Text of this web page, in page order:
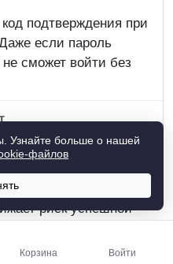
подтверждения при
если пароль
сможет войти без
паролей
этих программ и
риск успешной
ссылке,
Узнайте больше о нашей
Корзина Войти